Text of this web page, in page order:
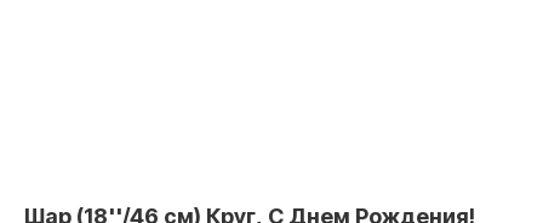
Шар (18''/46 см) Круг, С Днем Рождения!